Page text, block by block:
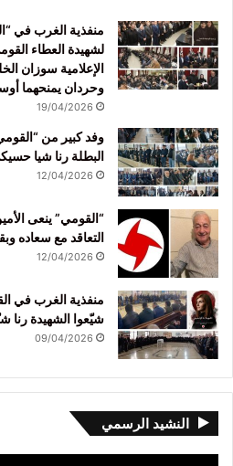
منفذية الغرب في
لشهيدة العطاء
الإعلامية سوزان
وحردان يمنحهما
19/04/2026
وفد كبير من
البطلة رنا شيا
12/04/2026
“القومي” ينعى
التعاقد مع سعاده
12/04/2026
منفذية الغرب في
شيّعوا الشهيدة رنا
09/04/2026
النشيد الرسمي